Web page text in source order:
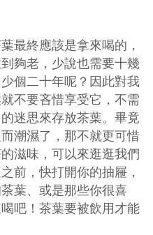
最終應該是拿來喝的，
夠老，少說也需要十幾
個二十年呢？因此對我
不要吝惜享受它，不需
迷思來存放茶葉。畢竟
潮濕了，那不就更可惜
滋味，可以來逛逛我們
前，快打開你的抽屜，
葉、或是那些你很喜
吧！茶葉要被飲用才能